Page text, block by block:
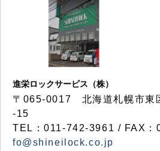
進栄ロックサービス（株）
〒065-0017 北海道札幌市東
-15
TEL：011-742-3961 / FAX
fo@shineilock.co.jp